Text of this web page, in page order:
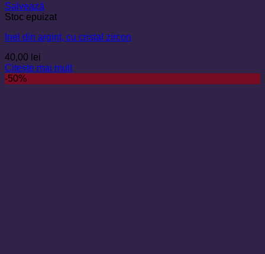
Salvează
Stoc epuizat
Inel din argint, cu cristal zircon
40,00 lei
Citește mai mult
-50%